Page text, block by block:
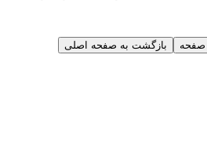
بازگشت به صفحه اصلی